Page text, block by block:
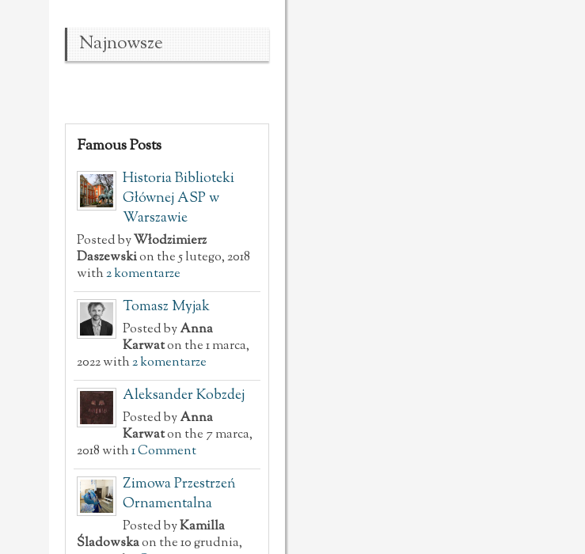
Najnowsze
Famous Posts
Historia Biblioteki
Głównej ASP w
Warszawie
Posted byWłodzimierz
Daszewskion the 5 lutego, 2018
with2 komentarze
Tomasz Myjak
Posted byAnna
Karwaton the 1 marca,
2022 with2 komentarze
Aleksander Kobzdej
Posted byAnna
Karwaton the 7 marca,
2018 with1 Comment
Zimowa Przestrzeń
Ornamentalna
Posted byKamilla
Śladowskaon the 10 grudnia,